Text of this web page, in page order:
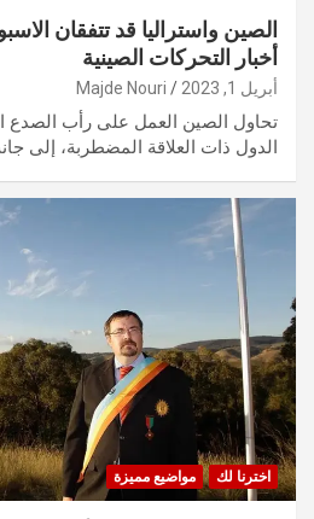
الصين واستراليا قد تتفقان
أخبار التحركات الصينية
أبريل 1, 2023 Majde Nouri
تحاول الصين العمل على رأب الصدع
الدول ذات العلاقة المضطربة، إلى
اخترنا لك مواضيع مميزة